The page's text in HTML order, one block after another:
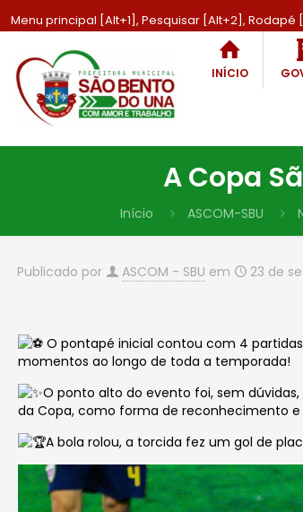
Menu principal [Alt+1], Pesquisar [Alt+2], Rodapé
INÍCIO
A Copa
Início ASCOM-SBU
Publicado por ASCOM - SBU em 23 de
O pontapé inicial contou com 4
momentos ao longo de toda a temporada!
O ponto alto do evento foi, sem
da Copa, como forma de reconhecimento
A bola rolou, a torcida fez um gol de